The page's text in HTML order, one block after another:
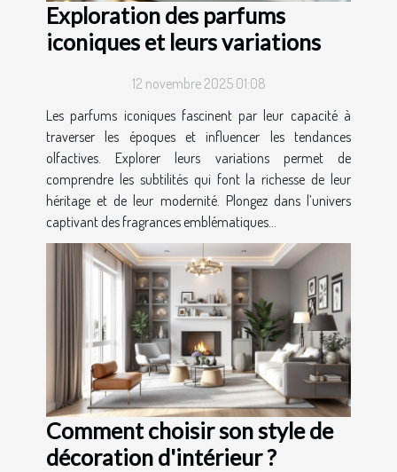
Exploration des parfums
iconiques et leurs variations
12 novembre 2025 01:08
Les parfums iconiques fascinent par leur capacité à
traverser les époques et influencer les tendances
olfactives. Explorer leurs variations permet de
comprendre les subtilités qui font la richesse de leur
héritage et de leur modernité. Plongez dans l’univers
captivant des fragrances emblématiques...
Comment choisir son style de
décoration d'intérieur ?